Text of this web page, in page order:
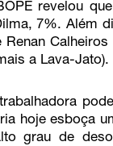
revelou
7%. Além
Renan
a Lava-Jato).
hoje esboça
grau de